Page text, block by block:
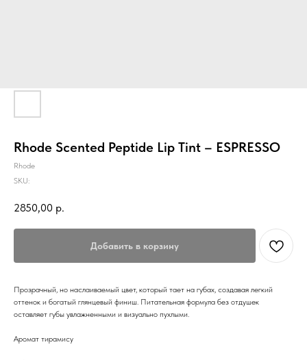
Rhode Scented Peptide Lip Tint – ESPRESSO
Rhode
SKU:
2850,00 р.
Добавить в корзину
Прозрачный, но наслаиваемый цвет, который тает на губах, создавая легкий
оттенок и богатый глянцевый финиш. Питательная формула без отдушек
оставляет губы увлажненными и визуально пухлыми.
Аромат тирамису